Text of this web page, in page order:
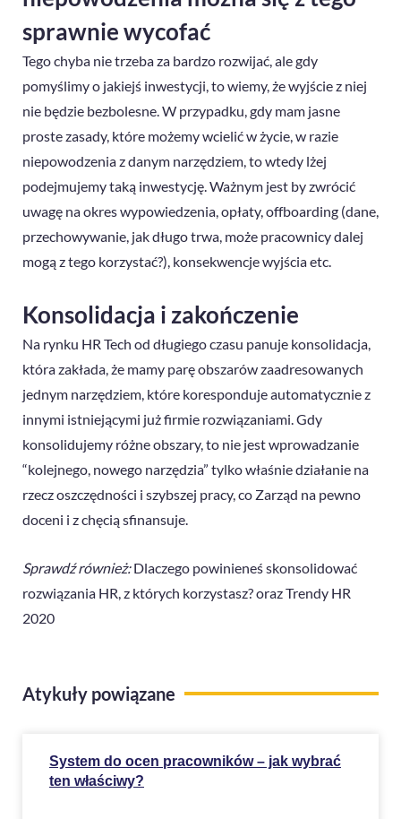
sprawnie wycofać
Tego chyba nie trzeba za bardzo rozwijać, ale gdy
pomyślimy o jakiejś inwestycji, to wiemy, że wyjście z niej
nie będzie bezbolesne. W przypadku, gdy mam jasne
proste zasady, które możemy wcielić w życie, w razie
niepowodzenia z danym narzędziem, to wtedy lżej
podejmujemy taką inwestycję. Ważnym jest by zwrócić
uwagę na okres wypowiedzenia, opłaty, offboarding (dane,
przechowywanie, jak długo trwa, może pracownicy dalej
mogą z tego korzystać?), konsekwencje wyjścia etc.
Konsolidacja i zakończenie
Na rynku HR Tech od długiego czasu panuje konsolidacja,
która zakłada, że mamy parę obszarów zaadresowanych
jednym narzędziem, które koresponduje automatycznie z
innymi istniejącymi już firmie rozwiązaniami. Gdy
konsolidujemy różne obszary, to nie jest wprowadzanie
“kolejnego, nowego narzędzia” tylko właśnie działanie na
rzecz oszczędności i szybszej pracy, co Zarząd na pewno
doceni i z chęcią sfinansuje.
Sprawdź również:Dlaczego powinieneś skonsolidować
rozwiązania HR, z których korzystasz?orazTrendy HR
2020
Atykuły powiązane
System do ocen pracowników – jak wybrać
ten właściwy?